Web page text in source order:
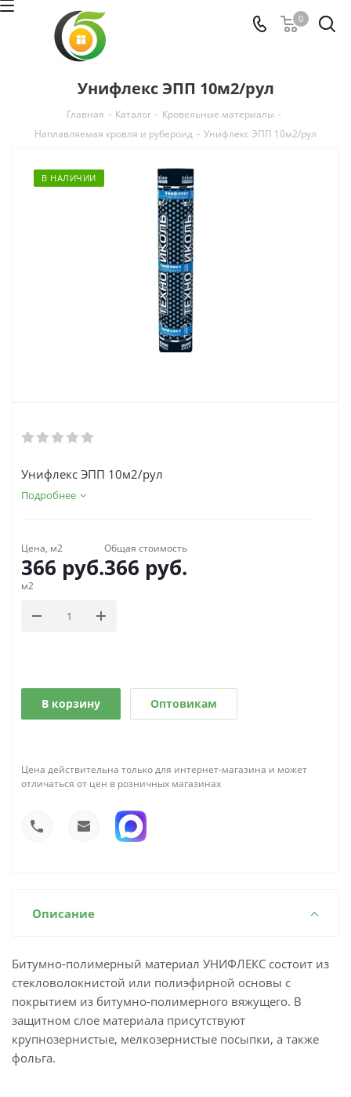
0
Унифлекс ЭПП 10м2/рул
Главная - Каталог - Кровельные материалы -
Наплавляемая кровля и рубероид - Унифлекс ЭПП 10м2/рул
В НАЛИЧИИ
Унифлекс ЭПП 10м2/рул
Подробнее
Цена, м2
366 руб.
Общая стоимость
366 руб.
м2
В корзину Оптовикам
Цена действительна только для интернет-магазина и может
отличаться от цен в розничных магазинах
Описание
Битумно-полимерный материал УНИФЛЕКС состоит из
стекловолокнистой или полиэфирной основы с
покрытием из битумно-полимерного вяжущего. В
защитном слое материала присутствуют
крупнозернистые, мелкозернистые посыпки, а также
фольга.